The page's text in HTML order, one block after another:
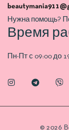
Нужна помощь?
Время
Пн-Пт с 09:00 до
© 2026